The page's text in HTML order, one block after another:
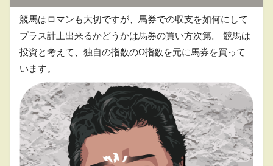
競馬はロマンも大切ですが、馬券での収支を如何にして
プラス計上出来るかどうかは馬券の買い方次第。 競馬は
投資と考えて、独自の指数のΩ指数を元に馬券を買って
います。